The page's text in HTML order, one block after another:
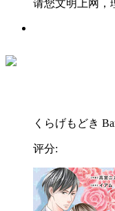
请您文明上网，
くらげもどき
评分: